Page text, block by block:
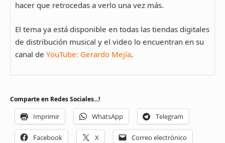
hacer que retrocedas a verlo una vez más.
El tema ya está disponible en todas las tiendas digitales
de distribución musical y el video lo encuentran en su
canal de YouTube: Gerardo Mejía.
Comparte en Redes Sociales...!
Imprimir WhatsApp Telegram
Facebook X Correo electrónico